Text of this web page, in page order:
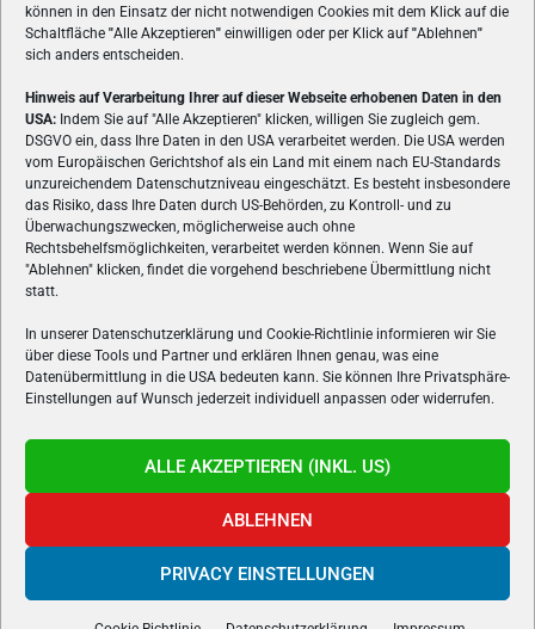
können in den Einsatz der nicht notwendigen Cookies mit dem Klick auf die
Schaltfläche "Alle Akzeptieren" einwilligen oder per Klick auf"Ablehnen"
sich anders entscheiden.
Hinweis auf Verarbeitung Ihrer auf dieser Webseite erhobenen Daten in den
USA: Indem Sie auf "Alle Akzeptieren" klicken, willigen Sie zugleich gem.
DSGVO ein, dass Ihre Daten in den USA verarbeitet werden. Die USA werden
vom Europäischen Gerichtshof als ein Land mit einem nach EU-Standards
unzureichendem Datenschutzniveau eingeschätzt. Es besteht insbesondere
das Risiko, dass Ihre Daten durch US-Behörden, zu Kontroll- und zu
Überwachungszwecken, möglicherweise auch ohne
Rechtsbehelfsmöglichkeiten, verarbeitet werden können. Wenn Sie auf
"Ablehnen" klicken, findet die vorgehend beschriebene Übermittlung nicht
statt.
In unserer Datenschutzerklärung und Cookie-Richtlinie informieren wir Sie
über diese Tools und Partner und erklären Ihnen genau, was eine
Datenübermittlung in die USA bedeuten kann. Sie können Ihre Privatsphäre-
Einstellungen auf Wunsch jederzeit individuell anpassen oder widerrufen.
ALLE AKZEPTIEREN (INKL. US)
ABLEHNEN
PRIVACY EINSTELLUNGEN
ÜBER UNS
VON GAMERN, FÜR GAMER! Gamers.at ist das älteste Online-
Spielemagazin Österreichs und bringt täglich aktuelle News,
Reviews und Videos zu PC- und Konsolenspielen, Gaming-
Hardware und aus der Welt des e-Sport's.
FOLGE UNS
Gamers.at v6 © 1999-2024 All Rights Reserved -Kontakt|Impressum|
Datenschutzerklärung
- Developed by